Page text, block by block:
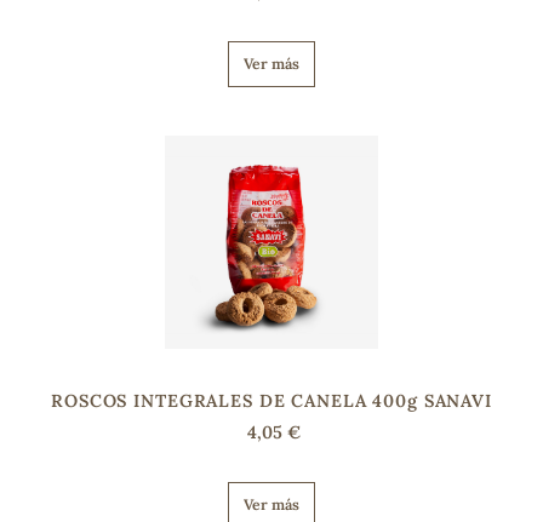
Ver más
ROSCOS INTEGRALES DE CANELA 400g SANAVI
4,05 €
Ver más